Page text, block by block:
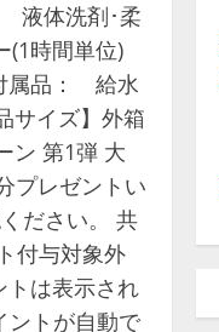
液体洗剤･柔
時間単位)
属品： 給水
イズ】外箱
ン 第1弾 大
プレゼントい
ださい。 共
付与対象外
トは表示され
ントが自動で